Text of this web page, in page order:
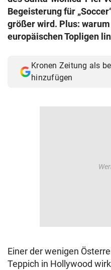
Begeisterung für
größer wird. Plus:
europäischen Topligen
Kronen Zeitung als
hinzufügen
Einer der wenigen
Teppich in Hollywood